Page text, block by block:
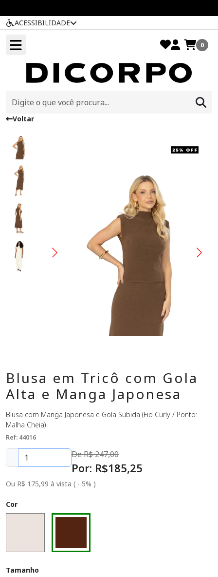
ACESSIBILIDADE
0
Voltar
Blusa em Tricô com Gola
Alta e Manga Japonesa
Blusa com Manga Japonesa e Gola Subida (Fio Curly / Ponto:
Malha Cheia)
Ref: 44016
De R$247,00
Por: R$185,25
Ou R$ 175,99 à vista ( - 5% )
Cor
Tamanho